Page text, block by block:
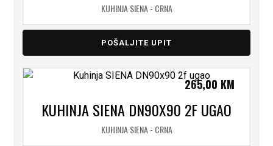
KUHINJA SIENA - CRNA
POŠALJITE UPIT
KUHINJA SIENA DN90X90 2F UGAO
KUHINJA SIENA - CRNA
265,00 KM